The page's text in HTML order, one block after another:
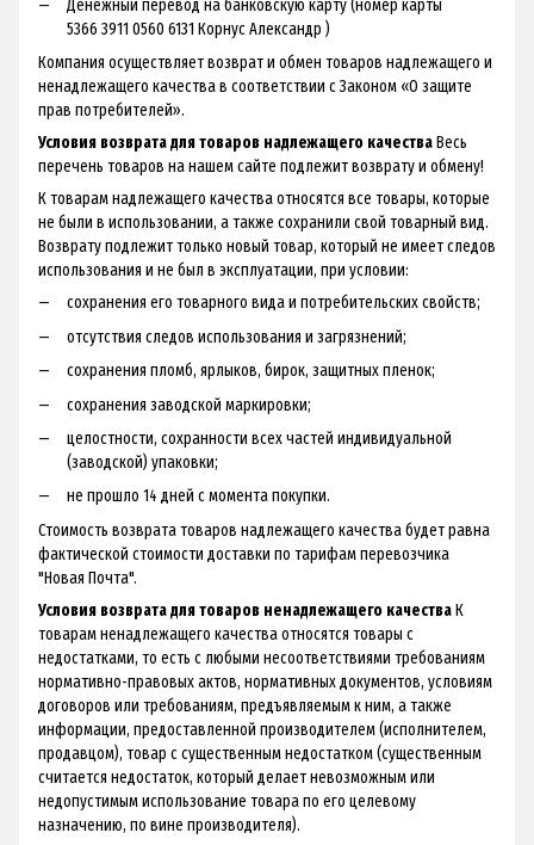
Денежный перевод на банковскую карту (номер карты
5366 3911 0560 6131 Корнус Александр )
Компания осуществляет возврат и обмен товаров надлежащего и
ненадлежащего качества в соответствии с Законом «О защите
прав потребителей».
Условия возврата для товаров надлежащего качестваВесь
перечень товаров на нашем сайте подлежит возврату и обмену!
К товарам надлежащего качества относятся все товары, которые
не были в использовании, а также сохранили свой товарный вид.
Возврату подлежит только новый товар, который не имеет следов
использования и не был в эксплуатации, при условии:
сохранения его товарного вида и потребительских свойств;
отсутствия следов использования и загрязнений;
сохранения пломб, ярлыков, бирок, защитных пленок;
сохранения заводской маркировки;
целостности, сохранности всех частей индивидуальной
(заводской) упаковки;
не прошло 14 дней с момента покупки.
Стоимость возврата товаров надлежащего качества будет равна
фактической стоимости доставки по тарифам перевозчика
"Новая Почта".
Условия возврата для товаров ненадлежащего качестваК
товарам ненадлежащего качества относятся товары с
недостатками, то есть с любыми несоответствиями требованиям
нормативно-правовых актов, нормативных документов, условиям
договоров или требованиям, предъявляемым к ним, а также
информации, предоставленной производителем (исполнителем,
продавцом), товар с существенным недостатком (существенным
считается недостаток, который делает невозможным или
недопустимым использование товара по его целевому
назначению, по вине производителя).